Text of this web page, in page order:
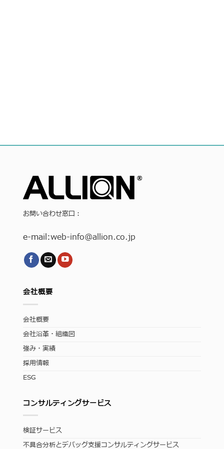
お問い合わせ窓口：
e-mail:web-info@allion.co.jp
会社概要
会社概要
会社沿革・組織図
強み・実績
採用情報
ESG
コンサルティングサービス
検証サービス
不具合分析とデバッグ支援コンサルティングサービス